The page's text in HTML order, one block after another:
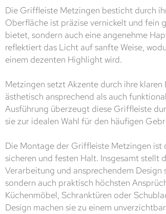
Die Griffleiste Metzingen besticht durch
Oberfläche ist präzise vernickelt und fein
bietet, sondern auch eine angenehme
reflektiert das Licht auf sanfte Weise,
einem dezenten Highlight wird.
Metzingen setzt Akzente durch ihre
ästhetisch ansprechend als auch
Ausführung überzeugt diese Griffleiste
sie zur idealen Wahl für den häufigen
Die Montage der Griffleiste Metzingen
sicheren und festen Halt. Insgesamt stellt
Verarbeitung und ansprechendem
sondern auch praktisch höchsten
Küchenmöbel, Schranktüren oder
Design machen sie zu einem